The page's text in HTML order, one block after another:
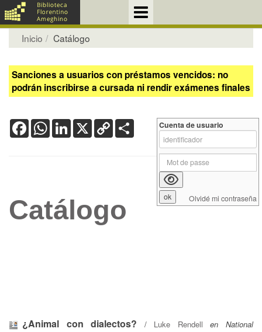
Inicio Catálogo
Sanciones a usuarios con préstamos vencidos: no
podrán inscribirse a cursada ni rendir exámenes finales
FacebookWhatsApp
LinkedIn
X Copy
Link
Catálogo
¿Animal con dialectos? / Luke Rendell
en National
Cuenta de usuario
Olvidé mi contraseña